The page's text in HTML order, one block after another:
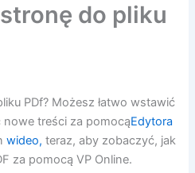
do pliku
PDf? Możesz łatwo wstawić
treści za pomocąEdytora
wideo, teraz, aby zobaczyć, jak
za pomocą VP Online.